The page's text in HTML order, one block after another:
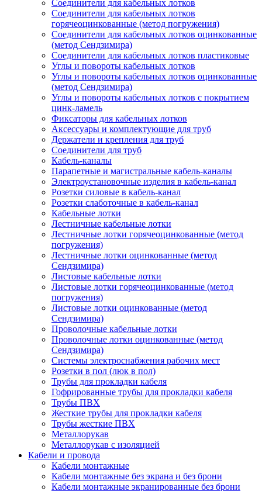
Соединители для кабельных лотков
Соединители для кабельных лотков
горячеоцинкованные (метод погружения)
Соединители для кабельных лотков оцинкованные
(метод Сендзимира)
Соединители для кабельных лотков пластиковые
Углы и повороты кабельных лотков
Углы и повороты кабельных лотков оцинкованные
(метод Сендзимира)
Углы и повороты кабельных лотков с покрытием
цинк-ламель
Фиксаторы для кабельных лотков
Аксессуары и комплектующие для труб
Держатели и крепления для труб
Соединители для труб
Кабель-каналы
Парапетные и магистральные кабель-каналы
Электроустановочные изделия в кабель-канал
Розетки силовые в кабель-канал
Розетки слаботочные в кабель-канал
Кабельные лотки
Лестничные кабельные лотки
Лестничные лотки горячеоцинкованные (метод
погружения)
Лестничные лотки оцинкованные (метод
Сендзимира)
Листовые кабельные лотки
Листовые лотки горячеоцинкованные (метод
погружения)
Листовые лотки оцинкованные (метод
Сендзимира)
Проволочные кабельные лотки
Проволочные лотки оцинкованные (метод
Сендзимира)
Системы электроснабжения рабочих мест
Розетки в пол (люк в пол)
Трубы для прокладки кабеля
Гофрированные трубы для прокладки кабеля
Трубы ПВХ
Жесткие трубы для прокладки кабеля
Трубы жесткие ПВХ
Металлорукав
Металлорукав с изоляцией
Кабели и провода
Кабели монтажные
Кабели монтажные без экрана и без брони
Кабели монтажные экранированные без брони